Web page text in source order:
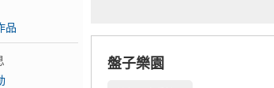
品
盤子樂園